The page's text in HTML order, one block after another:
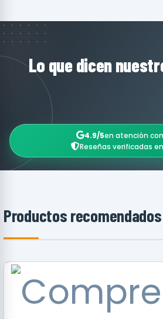
Lo que dicen
4.9/5en atención
Reseñas verificadas
Productos recomendados
RECOMENDADO